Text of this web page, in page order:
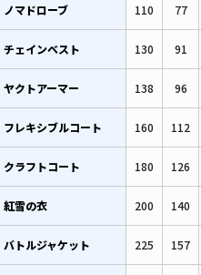
ノマドローブ
110 77
チェインベスト
130 91
ヤクトアーマー
138 96
フレキシブルコート
160 112
クラフトコート
180 126
紅雪の衣
200 140
バトルジャケット
225 157